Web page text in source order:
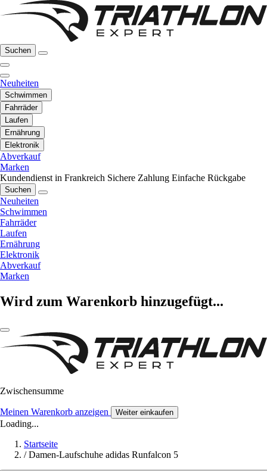
Suchen
Neuheiten
Schwimmen
Fahrräder
Laufen
Ernährung
Elektronik
Abverkauf
Marken
Kundendienst in Frankreich Sichere Zahlung Einfache Rückgabe
Suchen
Neuheiten
Schwimmen
Fahrräder
Laufen
Ernährung
Elektronik
Abverkauf
Marken
Wird zum Warenkorb hinzugefügt...
Zwischensumme
Meinen Warenkorb anzeigen Weiter einkaufen
Loading...
Startseite
/ Damen-Laufschuhe adidas Runfalcon 5